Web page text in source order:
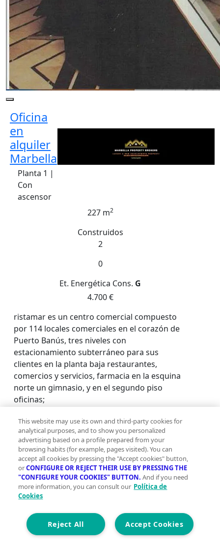
Oficina
en
alquiler
Marbella
Planta 1 |
Con
ascensor
227 m2
Construidos
2
0
Et. Energética Cons. G
4.700 €
ristamar es un centro comercial compuesto
por 114 locales comerciales en el corazón de
Puerto Banús, tres niveles con
estacionamiento subterráneo para sus
clientes en la planta baja restaurantes,
comercios y servicios, farmacia en la esquina
norte un gimnasio, y en el segundo piso
oficinas;
Oficinas en alquiler cerca de
undefined
Oficinas en alquiler en Marbella
Oficinas en alquiler en Ojén
Oficinas en alquiler en Istán
Oficinas en alquiler en Monda
Descubre más oficinas en Marbella
This website may use its own and third-party cookies for
analytical purposes, and to show you personalized
advertising based on a profile prepared from your
browsing habits (for example, pages visited). You can
accept all cookies by pressing the "Accept cookies" button,
orCONFIGURE OR REJECT THEIR USE BY PRESSING THE
"CONFIGURE YOUR COOKIES" BUTTON. And if you need
more information, you can consult our Política de
Cookies
Accept Cookies
Reject All